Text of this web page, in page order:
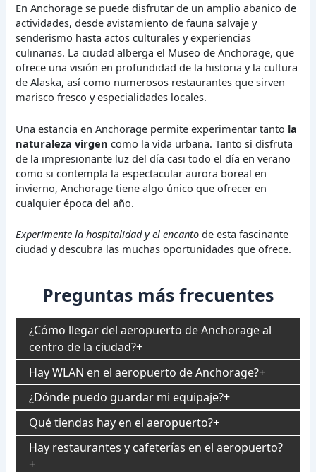
En Anchorage se puede disfrutar de un amplio abanico de
actividades, desde avistamiento de fauna salvaje y
senderismo hasta actos culturales y experiencias
culinarias. La ciudad alberga el Museo de Anchorage, que
ofrece una visión en profundidad de la historia y la cultura
de Alaska, así como numerosos restaurantes que sirven
marisco fresco y especialidades locales.
Una estancia en Anchorage permite experimentar tanto la
naturaleza virgen como la vida urbana. Tanto si disfruta
de la impresionante luz del día casi todo el día en verano
como si contempla la espectacular aurora boreal en
invierno, Anchorage tiene algo único que ofrecer en
cualquier época del año.
Experimente la hospitalidad y el encanto de esta fascinante
ciudad y descubra las muchas oportunidades que ofrece.
Preguntas más frecuentes
¿Cómo llegar del aeropuerto de Anchorage al
centro de la ciudad?
Hay WLAN en el aeropuerto de Anchorage?
¿Dónde puedo guardar mi equipaje?
Qué tiendas hay en el aeropuerto?
Hay restaurantes y cafeterías en el aeropuerto?